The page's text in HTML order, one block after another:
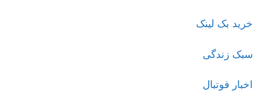
خرید بک لینک
سبک زندگی
اخبار فوتبال